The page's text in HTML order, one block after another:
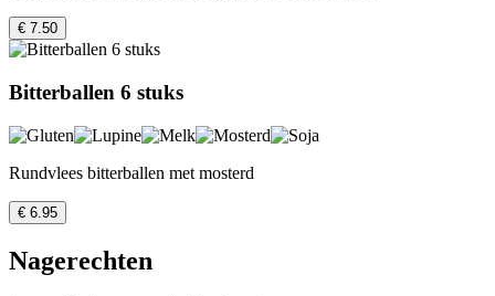
€ 7.50
Bitterballen 6 stuks
Rundvlees bitterballen met mosterd
€ 6.95
Nagerechten